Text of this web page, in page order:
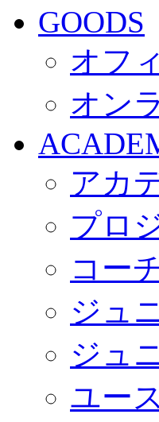
GOODS
オフ
オン
アカ
プロ
コー
ジュ
ジュ
ユース